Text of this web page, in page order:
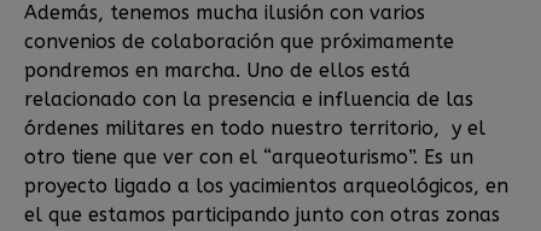
Además, tenemos mucha ilusión con varios
convenios de colaboración que próximamente
pondremos en marcha. Uno de ellos está
relacionado con la presencia e influencia de las
órdenes militares en todo nuestro territorio, y el
otro tiene que ver con el “arqueoturismo”. Es un
proyecto ligado a los yacimientos arqueológicos, en
el que estamos participando junto con otras zonas